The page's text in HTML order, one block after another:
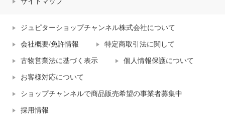
ジュピターショップチャンネル株式会社について
会社概要/免許情報 特定商取引法に関して
古物営業法に基づく表示 個人情報保護について
お客様対応について
ショップチャンネルで商品販売希望の事業者募集中
採用情報